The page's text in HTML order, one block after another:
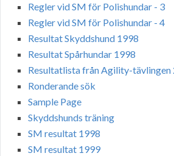
Regler vid SM för Polishundar - 3
Regler vid SM för Polishundar - 4
Resultat Skyddshund 1998
Resultat Spårhundar 1998
Resultatlista från Agility-tävlingen
Ronderande sök
Sample Page
Skyddshunds träning
SM resultat 1998
SM resultat 1999